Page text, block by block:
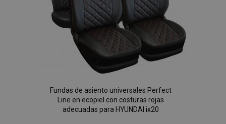
Fundas de asiento universales Perfect
Line en ecopiel con costuras rojas
adecuadas para HYUNDAI ix20